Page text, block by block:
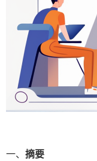
一、 摘要